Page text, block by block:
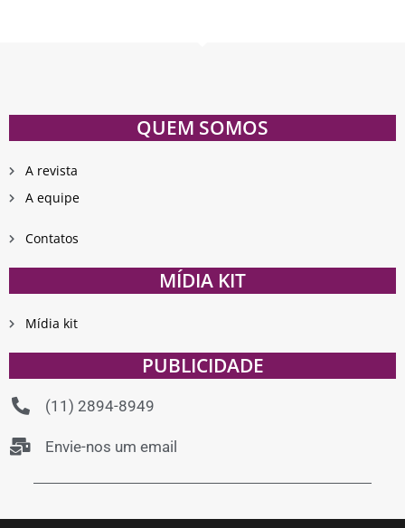
QUEM SOMOS
A revista
A equipe
Contatos
MÍDIA KIT
Mídia kit
PUBLICIDADE
(11) 2894-8949
Envie-nos um email